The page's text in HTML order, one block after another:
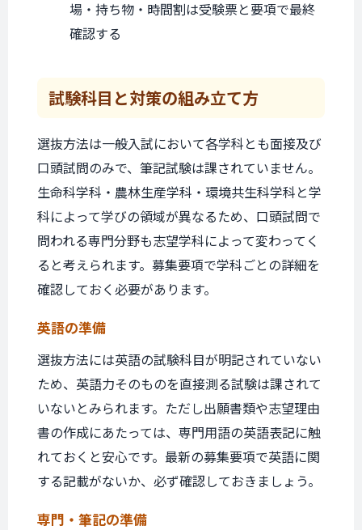
場・持ち物・時間割は受験票と要項で最終
確認する
試験科目と対策の組み立て方
選抜方法は一般入試において各学科とも面接及び
口頭試問のみで、筆記試験は課されていません。
生命科学科・農林生産学科・環境共生科学科と学
科によって学びの領域が異なるため、口頭試問で
問われる専門分野も志望学科によって変わってく
ると考えられます。募集要項で学科ごとの詳細を
確認しておく必要があります。
英語の準備
選抜方法には英語の試験科目が明記されていない
ため、英語力そのものを直接測る試験は課されて
いないとみられます。ただし出願書類や志望理由
書の作成にあたっては、専門用語の英語表記に触
れておくと安心です。最新の募集要項で英語に関
する記載がないか、必ず確認しておきましょう。
専門・筆記の準備